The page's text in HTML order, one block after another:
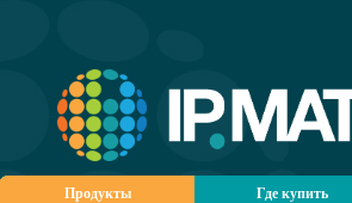
Продукты Где купить